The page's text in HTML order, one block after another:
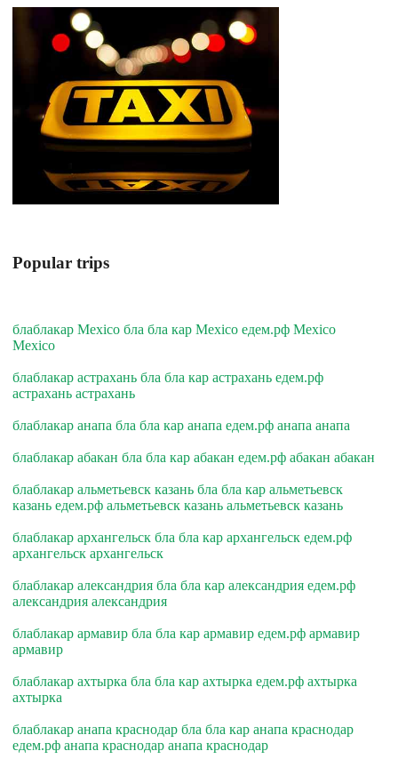
Popular trips
блаблакар Mexico бла бла кар Mexico едем.рф Mexico
Mexico
блаблакар астрахань бла бла кар астрахань едем.рф
астрахань астрахань
блаблакар анапа бла бла кар анапа едем.рф анапа анапа
блаблакар абакан бла бла кар абакан едем.рф абакан абакан
блаблакар альметьевск казань бла бла кар альметьевск
казань едем.рф альметьевск казань альметьевск казань
блаблакар архангельск бла бла кар архангельск едем.рф
архангельск архангельск
блаблакар александрия бла бла кар александрия едем.рф
александрия александрия
блаблакар армавир бла бла кар армавир едем.рф армавир
армавир
блаблакар ахтырка бла бла кар ахтырка едем.рф ахтырка
ахтырка
блаблакар анапа краснодар бла бла кар анапа краснодар
едем.рф анапа краснодар анапа краснодар